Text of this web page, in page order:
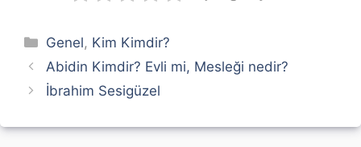
Kategoriler
Genel, Kim Kimdir?
Abidin Kimdir? Evli mi, Mesleği nedir?
İbrahim Sesigüzel